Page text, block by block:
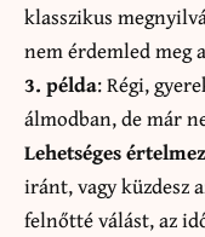
klasszikus
nem érdemled meg
3. példa: Régi,
álmodban, de már
Lehetséges
iránt, vagy küzdesz
felnőtté válást, az